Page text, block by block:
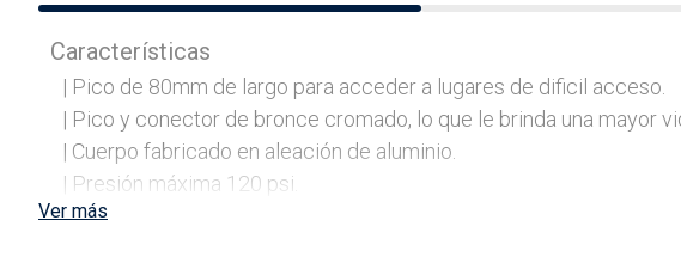
Características
| Pico de 80mm de largo para acceder a lugares de dificil acceso.
| Pico y conector de bronce cromado, lo que le brinda una mayor
| Cuerpo fabricado en aleación de aluminio.
| Presión máxima 120 psi.
| Gatillo para flujo de aire controlado.
Ver más